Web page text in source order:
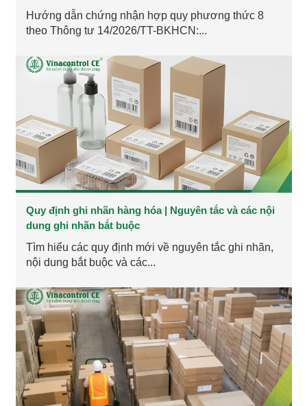
Hướng dẫn chứng nhận hợp quy phương thức 8
theo Thông tư 14/2026/TT-BKHCN:...
Quy định ghi nhãn hàng hóa | Nguyên tắc và các nội
dung ghi nhãn bắt buộc
Tìm hiểu các quy định mới về nguyên tắc ghi nhãn,
nội dung bắt buộc và các...